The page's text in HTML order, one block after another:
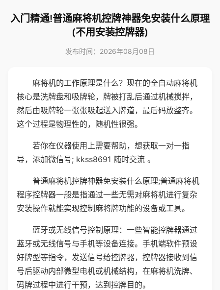
入门精通!普通麻将机控牌神器免安装什么原理
(不用安装控牌器)
发布时间：2026年08月08日
麻将机的工作原理是什么？现在的全自动麻将机
核心是洗牌盘和吸牌轮，牌被打乱后通过机械搅拌，
然后由吸牌轮一张张吸起送入牌道，最后码放整齐。
这个过程是物理性的，随机性很强。
若你在仪器使用上需要帮助，想获取一对一指
导，添加微信号; kkss8691 随时交流 。
普通麻将机控牌神器免安装什么原理;普通麻将机
程序控牌器一般是指通过一些无需对麻将机进行复杂
安装操作就能实现控制麻将牌功能的设备或工具。
蓝牙或无线信号控制原理：一些智能控牌器通过
蓝牙或无线信号与手机等设备连接。手机端软件预设
好牌型等指令，发送信号给控牌器，控牌器接收到信
号后驱动内部微型电机或机械结构，在麻将机洗牌、
码牌过程中进行干预，达到控牌目的。